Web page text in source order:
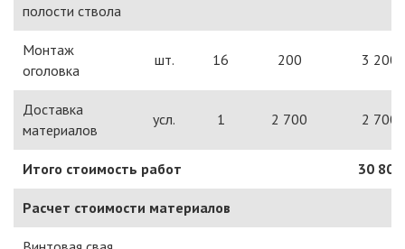
полости ствола
Монтаж
оголовка
шт. 16 200 3 200
Доставка
материалов
усл. 1 2 700 2 700
Итого стоимость работ 30 800
Расчет стоимости материалов